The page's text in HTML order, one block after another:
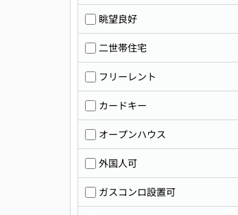
眺望良好
二世帯住宅
フリーレント
カードキー
オープンハウス
外国人可
ガスコンロ設置可